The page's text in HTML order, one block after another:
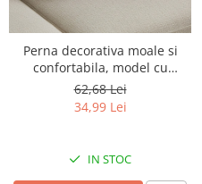
Perna decorativa moale si
confortabila, model cu
nasture, rotunda, Ø35x8 cm,
poliester, gri
62,68 Lei
34,99 Lei
IN STOC